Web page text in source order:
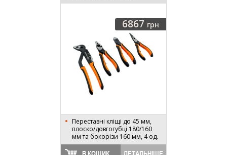
6867 грн
Переставні кліщі до 45 мм,
плоско/довгогубці 180/160
мм та бокорізи 160 мм, 4 од.